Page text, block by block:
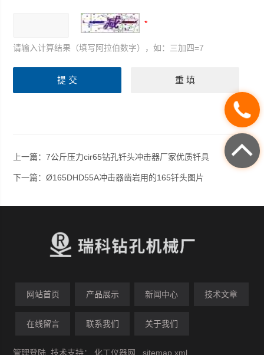
请输入计算结果（填写阿拉伯数字），如：三加四=7
上一篇：7公斤压力cir65钻孔钎头冲击器厂家优质钎具
下一篇：Ø165DHD55A冲击器凿岩用的165钎头图片
网站首页 产品展示 新闻中心 技术文章
在线留言 联系我们 关于我们
管理登陆 技术支持：化工仪器网 sitemap.xml